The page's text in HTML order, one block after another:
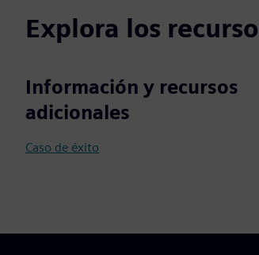
Explora los
Información y recursos
adicionales
Caso de éxito